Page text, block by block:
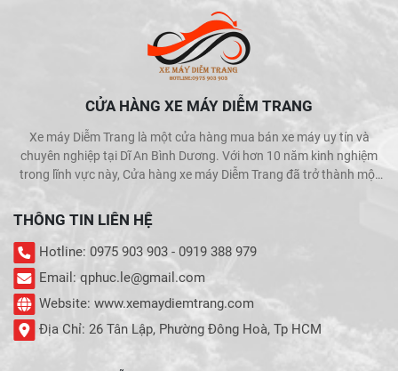
CỬA HÀNG XE MÁY DIỄM TRANG
Xe máy Diễm Trang là một cửa hàng mua bán xe máy uy tín và
chuyên nghiệp tại Dĩ An Bình Dương. Với hơn 10 năm kinh nghiệm
trong lĩnh vực này, Cửa hàng xe máy Diễm Trang đã trở thành một
khi muốn mua bán xe máy.
THÔNG TIN LIÊN HỆ
Hotline: 0975 903 903 - 0919 388 979
Email: qphuc.le@gmail.com
Website: www.xemaydiemtrang.com
Địa Chỉ: 26 Tân Lập, Phường Đông Hoà, Tp HCM